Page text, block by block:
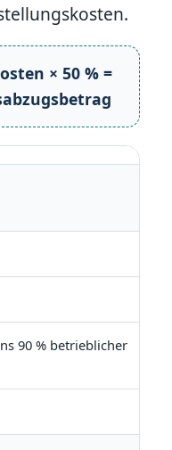
× 50 % =
90 % betrieblicher